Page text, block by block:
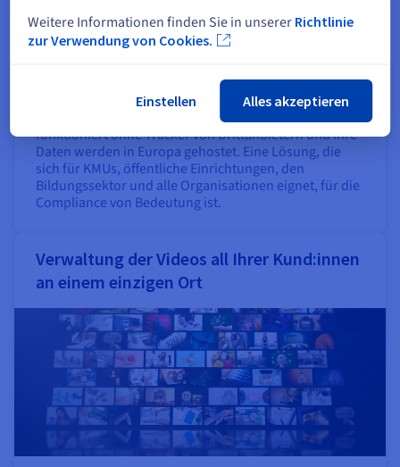
Bei manchen Projekten gelten strenge Vorschriften in
Bezug auf Daten und Datenschutz. Video Center
funktioniert ohne Tracker von Drittanbietern und Ihre
Daten werden in Europa gehostet. Eine Lösung, die
sich für KMUs, öffentliche Einrichtungen, den
Bildungssektor und alle Organisationen eignet, für die
Compliance von Bedeutung ist.
Verwaltung der Videos all Ihrer Kund:innen
an einem einzigen Ort
Weitere Informationen finden Sie in unserer Richtlinie
zur Verwendung von Cookies.
Einstellen Alles akzeptieren